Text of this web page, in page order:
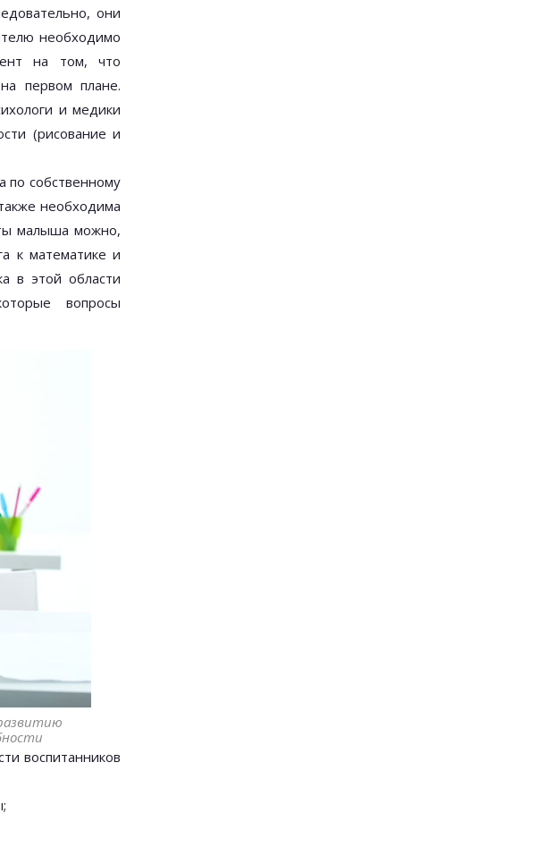
они
необходимо
на том, что
первом плане.
и медики
(рисование и
по собственному
необходима
малыша можно,
к математике и
в этой области
вопросы
воспитанников